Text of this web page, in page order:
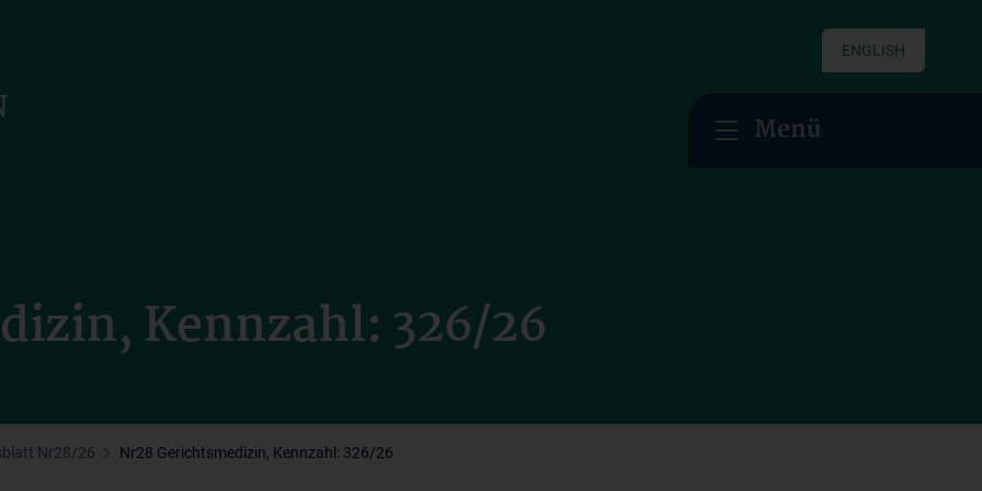
ENGLISH
Menü
Kennzahl: 326/26
Nr28/26 Nr28 Gerichtsmedizin, Kennzahl: 326/26